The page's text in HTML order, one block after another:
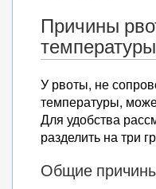
Причины
температуры
У рвоты, не
температуры,
Для удобства
разделить на три
Общие